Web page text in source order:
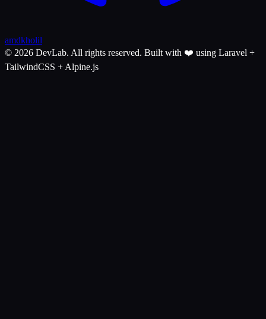
amdkholil
© 2026 DevLab. All rights reserved. Built with ❤️ using Laravel +
TailwindCSS + Alpine.js